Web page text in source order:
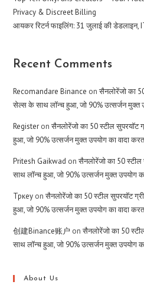
Privacy & Discreet Billing
आयकर रिटर्न फाइलिंग: 31 जुलाई की डेडलाइन,
Recent Comments
Recomandare Binance onसैनलोरेंजो का
सेल्स के साथ लॉन्च हुआ, जो 90% उत्सर्जन मुक्त
Register onसैनलोरेंजो का 50 स्टील
हुआ, जो 90% उत्सर्जन मुक्त उपयोग का वादा
Pritesh Gaikwad onसैनलोरेंजो का 50
साथ लॉन्च हुआ, जो 90% उत्सर्जन मुक्त उपयोग
Тркеу onसैनलोरेंजो का 50 स्टील सुपरयॉट
हुआ, जो 90% उत्सर्जन मुक्त उपयोग का वादा
创建Binance账户 onसैनलोरेंजो का 50
साथ लॉन्च हुआ, जो 90% उत्सर्जन मुक्त उपयोग
About Us